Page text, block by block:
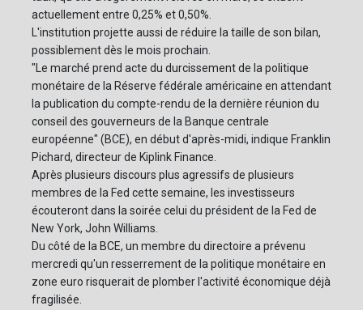
actuellement entre 0,25% et 0,50%.
L'institution projette aussi de réduire la taille de son bilan,
possiblement dès le mois prochain.
"Le marché prend acte du durcissement de la politique
monétaire de la Réserve fédérale américaine en attendant
la publication du compte-rendu de la dernière réunion du
conseil des gouverneurs de la Banque centrale
européenne" (BCE), en début d'après-midi, indique Franklin
Pichard, directeur de Kiplink Finance.
Après plusieurs discours plus agressifs de plusieurs
membres de la Fed cette semaine, les investisseurs
écouteront dans la soirée celui du président de la Fed de
New York, John Williams.
Du côté de la BCE, un membre du directoire a prévenu
mercredi qu'un resserrement de la politique monétaire en
zone euro risquerait de plomber l'activité économique déjà
fragilisée.